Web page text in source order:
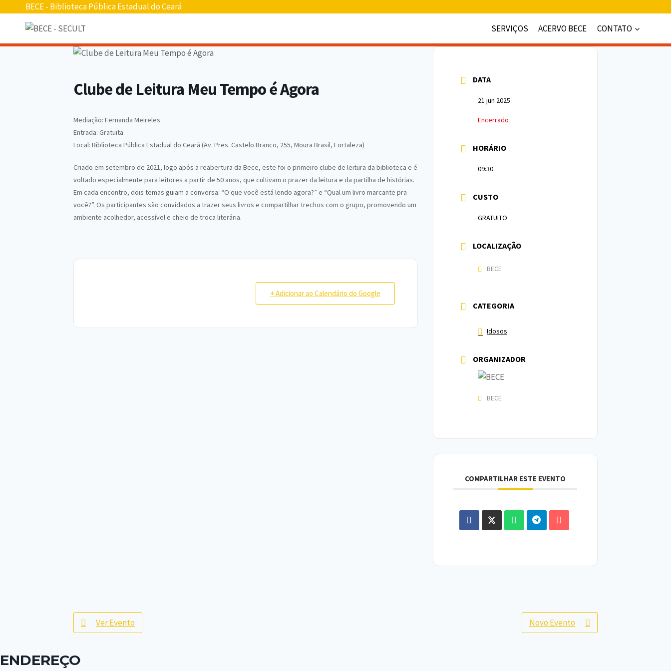
conteúdo
BECE - Biblioteca Pública Estadual do Ceará
SERVIÇOS
ACERVO BECE CONTATO
Clube de Leitura Meu Tempo é Agora
Mediação: Fernanda Meireles
Entrada: Gratuita
Local: Biblioteca Pública Estadual do Ceará (Av. Pres. Castelo Branco, 255, Moura Brasil, Fortaleza)
Criado em setembro de 2021, logo após a reabertura da Bece, este foi o primeiro clube de leitura da biblioteca e é
voltado especialmente para leitores a partir de 50 anos, que cultivam o prazer da leitura e da partilha de histórias.
Em cada encontro, dois temas guiam a conversa: “O que você está lendo agora?” e “Qual um livro marcante pra
você?”. Os participantes são convidados a trazer seus livros e compartilhar trechos com o grupo, promovendo um
ambiente acolhedor, acessível e cheio de troca literária.
+ Adicionar ao Calendário do Google
DATA
21 jun 2025
Encerrado
HORÁRIO
09:30
CUSTO
GRATUITO
LOCALIZAÇÃO
BECE
CATEGORIA
Idosos
ORGANIZADOR
BECE
COMPARTILHAR ESTE EVENTO
Ver Evento Novo Evento
ENDEREÇO